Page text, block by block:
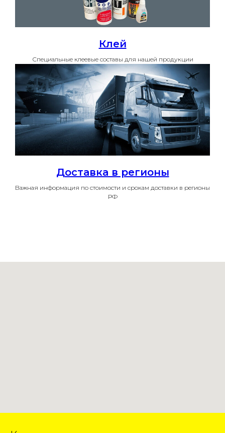
Клей
Специальные клеевые составы для нашей продукции
Доставка в регионы
Важная информация по стоимости и срокам доставки в регионы
РФ